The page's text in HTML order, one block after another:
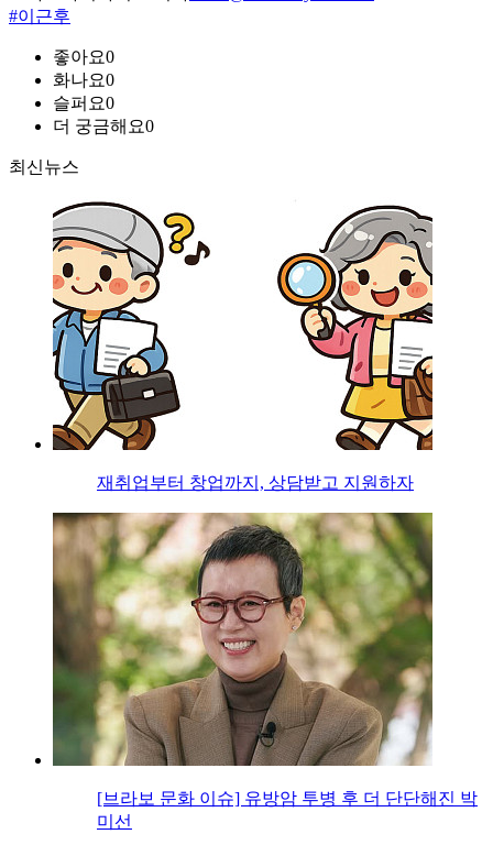
#이근후
좋아요0
화나요0
슬퍼요0
더 궁금해요0
최신뉴스
재취업부터 창업까지, 상담받고 지원하자
[브라보 문화 이슈] 유방암 투병 후 더 단단해진 박
미선